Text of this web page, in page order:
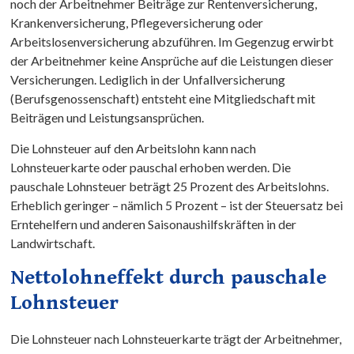
noch der Arbeitnehmer Beiträge zur Rentenversicherung,
Krankenversicherung, Pflegeversicherung oder
Arbeitslosenversicherung abzuführen. Im Gegenzug erwirbt
der Arbeitnehmer keine Ansprüche auf die Leistungen dieser
Versicherungen. Lediglich in der Unfallversicherung
(Berufsgenossenschaft) entsteht eine Mitgliedschaft mit
Beiträgen und Leistungsansprüchen.
Die Lohnsteuer auf den Arbeitslohn kann nach
Lohnsteuerkarte oder pauschal erhoben werden. Die
pauschale Lohnsteuer beträgt 25 Prozent des Arbeitslohns.
Erheblich geringer – nämlich 5 Prozent – ist der Steuersatz bei
Erntehelfern und anderen Saisonaushilfskräften in der
Landwirtschaft.
Nettolohneffekt durch pauschale
Lohnsteuer
Die Lohnsteuer nach Lohnsteuerkarte trägt der Arbeitnehmer,